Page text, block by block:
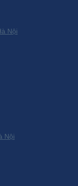
Nội
Nội